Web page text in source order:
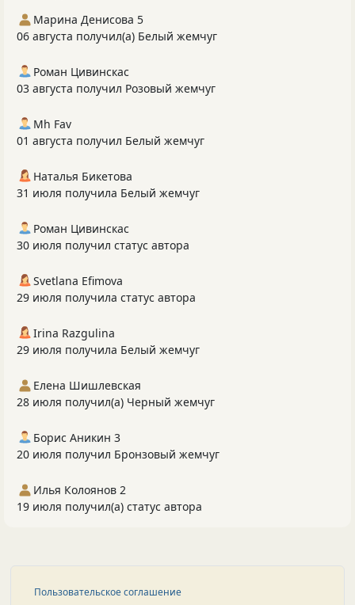
Марина Денисова 5
06 августа получил(а) Белый жемчуг
Роман Цивинскас
03 августа получил Розовый жемчуг
Mh Fav
01 августа получил Белый жемчуг
Наталья Бикетова
31 июля получила Белый жемчуг
Роман Цивинскас
30 июля получил статус автора
Svetlana Efimova
29 июля получила статус автора
Irina Razgulina
29 июля получила Белый жемчуг
Елена Шишлевская
28 июля получил(а) Черный жемчуг
Борис Аникин 3
20 июля получил Бронзовый жемчуг
Илья Колоянов 2
19 июля получил(а) статус автора
Пользовательское соглашение